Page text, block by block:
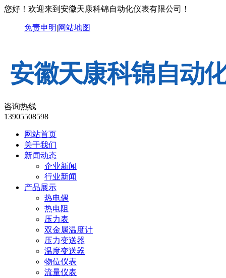
您好！欢迎来到安徽天康科锦自动化仪表有限公司！
免责申明|网站地图
咨询热线
13905508598
网站首页
关于我们
新闻动态
企业新闻
行业新闻
产品展示
热电偶
热电阻
压力表
双金属温度计
压力变送器
温度变送器
物位仪表
流量仪表